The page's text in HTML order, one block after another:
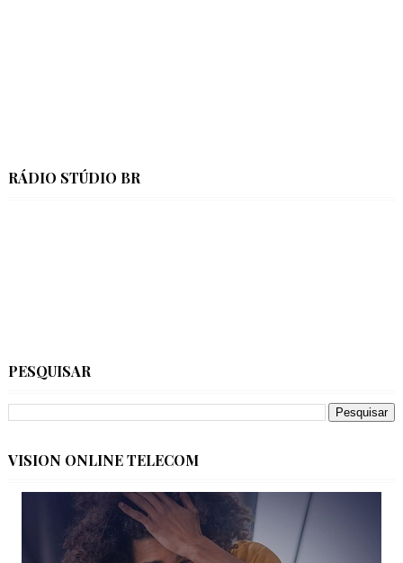
RÁDIO STÚDIO BR
PESQUISAR
VISION ONLINE TELECOM